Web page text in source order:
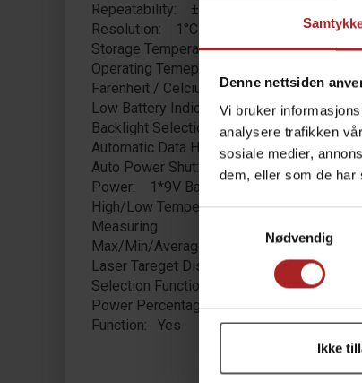
Denne nettsiden
Vi bruker
analysere trafikken
sosiale medier,
dem, eller som de har
Nødvendig
Ikke
Repeatability: ± 1% or 1°C
Resolution: 1°C or 1°F
Storage Temperature: -20-50°C (-4-122°F)
Operating Temeprature: 0-50°C (32-122°F)
Farenheit / Celcius Conversion: Yes
Low Battery Indication: Yes
Backlight Selection: Yes
Automatic Data Hold: Yes
Auto Power Shut: Yes
Power: 1*9V Battery
High/Low Temperature Alarm: Yes
Measuring
Max/Min/Average/Difference: Yes
Laser Tareget Display
Selection Function: Double Laser
Power Percentage Display
Function: Yes